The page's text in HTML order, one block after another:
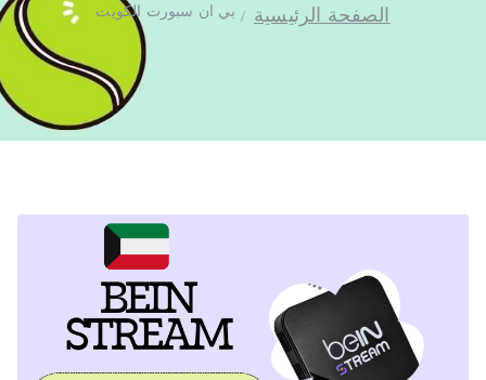
الصفحة الرئيسية بي ان سبورت الكويت